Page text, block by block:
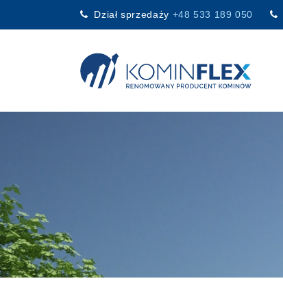
Dział sprzedaży +48 533 189 050
Main Navigation